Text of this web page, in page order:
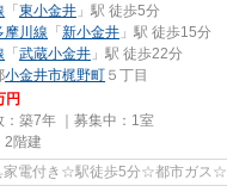
「 東小金井 」駅 徒歩5分
摩川線 「 新小金井 」駅 徒歩15分
「 武蔵小金井 」駅 徒歩22分
小金井市梶野町 ５丁目
円
：築7年 ｜募集中： 1室
2階建
電付き☆駅徒歩5分☆都市ガス☆